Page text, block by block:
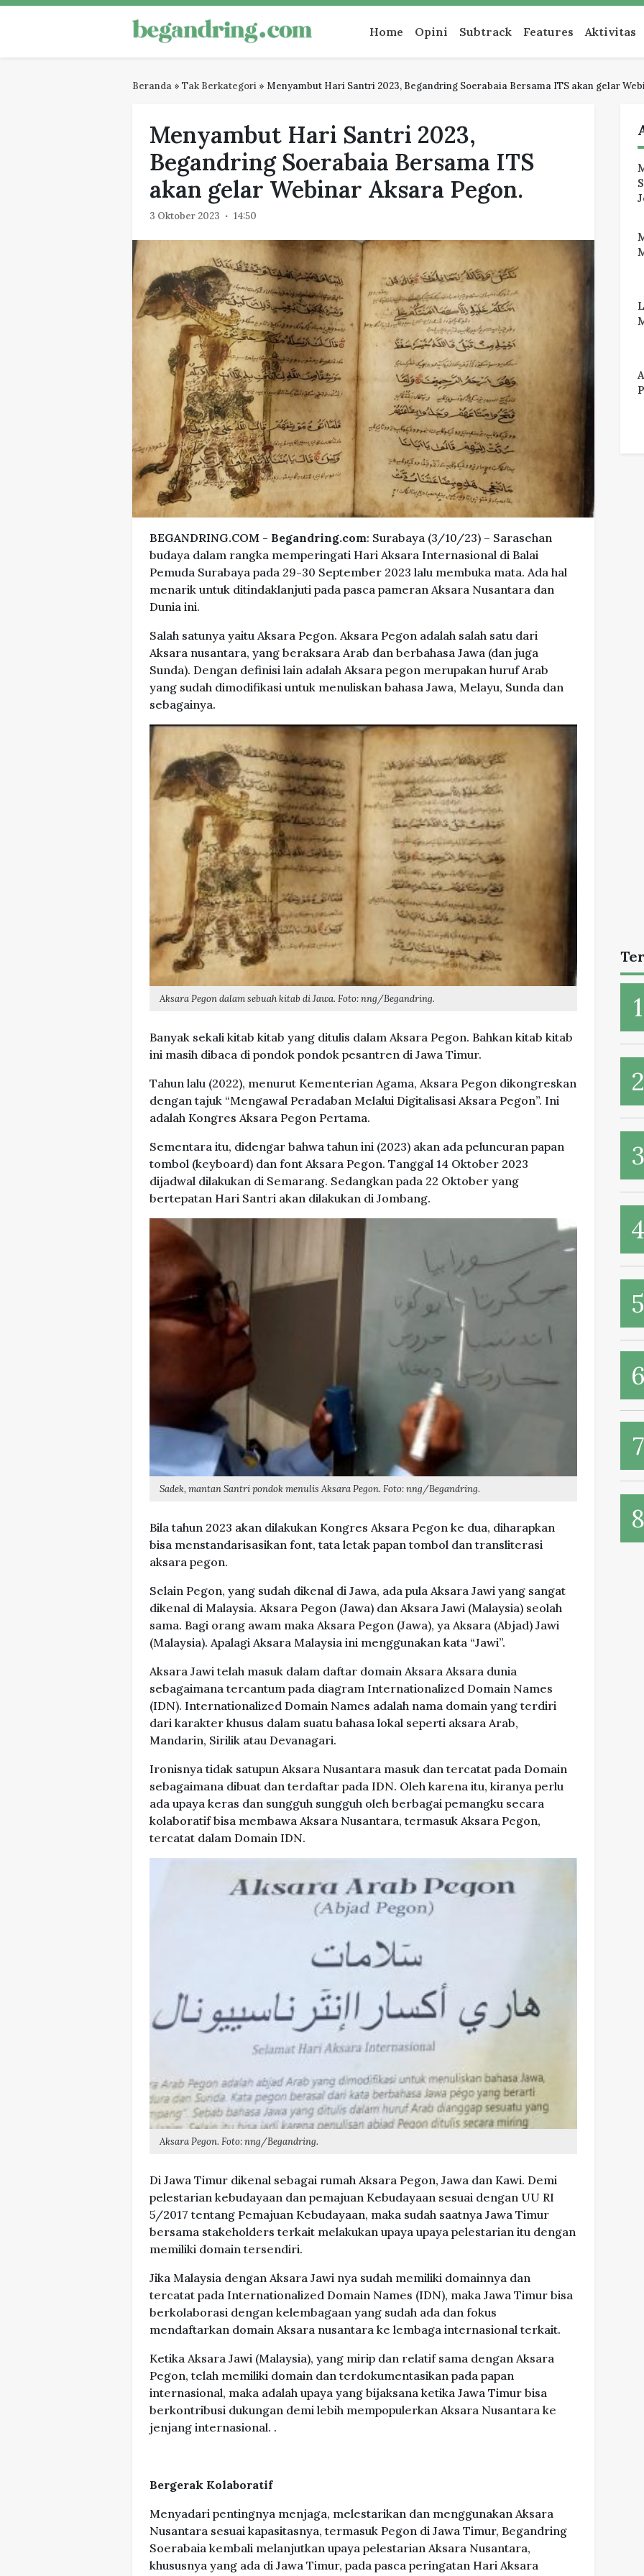
Skip
Begandring
Menjaga ingatan untuk masa depan Home Opini Subtrack Features Aktivitas
Beranda » Tak Berkategori » Menyambut Hari Santri 2023, Begandring Soerabaia Bersama ITS akan gelar
Menyambut Hari Santri 2023,
Begandring Soerabaia Bersama ITS
akan gelar Webinar Aksara Pegon.
3 Oktober 2023 14:50
BEGANDRING.COM - Begandring.com: Surabaya (3/10/23) – Sarasehan
budaya dalam rangka memperingati Hari Aksara Internasional di Balai
Pemuda Surabaya pada 29-30 September 2023 lalu membuka mata. Ada hal
menarik untuk ditindaklanjuti pada pasca pameran Aksara Nusantara dan
Dunia ini.
Salah satunya yaitu Aksara Pegon. Aksara Pegon adalah salah satu dari
Aksara nusantara, yang beraksara Arab dan berbahasa Jawa (dan juga
Sunda). Dengan definisi lain adalah Aksara pegon merupakan huruf Arab
yang sudah dimodifikasi untuk menuliskan bahasa Jawa, Melayu, Sunda dan
sebagainya.
Aksara Pegon dalam sebuah kitab di Jawa. Foto: nng/Begandring.
Banyak sekali kitab kitab yang ditulis dalam Aksara Pegon. Bahkan kitab kitab
ini masih dibaca di pondok pondok pesantren di Jawa Timur.
Tahun lalu (2022), menurut Kementerian Agama, Aksara Pegon dikongreskan
dengan tajuk “Mengawal Peradaban Melalui Digitalisasi Aksara Pegon”. Ini
adalah Kongres Aksara Pegon Pertama.
Sementara itu, didengar bahwa tahun ini (2023) akan ada peluncuran papan
tombol (keyboard) dan font Aksara Pegon. Tanggal 14 Oktober 2023
dijadwal dilakukan di Semarang. Sedangkan pada 22 Oktober yang
bertepatan Hari Santri akan dilakukan di Jombang.
Sadek, mantan Santri pondok menulis Aksara Pegon. Foto: nng/Begandring.
Bila tahun 2023 akan dilakukan Kongres Aksara Pegon ke dua, diharapkan
bisa menstandarisasikan font, tata letak papan tombol dan transliterasi
aksara pegon.
Selain Pegon, yang sudah dikenal di Jawa, ada pula Aksara Jawi yang sangat
dikenal di Malaysia. Aksara Pegon (Jawa) dan Aksara Jawi (Malaysia) seolah
sama. Bagi orang awam maka Aksara Pegon (Jawa), ya Aksara (Abjad) Jawi
(Malaysia). Apalagi Aksara Malaysia ini menggunakan kata “Jawi”.
Aksara Jawi telah masuk dalam daftar domain Aksara Aksara dunia
sebagaimana tercantum pada diagram Internationalized Domain Names
(IDN). Internationalized Domain Names adalah nama domain yang terdiri
dari karakter khusus dalam suatu bahasa lokal seperti aksara Arab,
Mandarin, Sirilik atau Devanagari.
Ironisnya tidak satupun Aksara Nusantara masuk dan tercatat pada Domain
sebagaimana dibuat dan terdaftar pada IDN. Oleh karena itu, kiranya perlu
ada upaya keras dan sungguh sungguh oleh berbagai pemangku secara
kolaboratif bisa membawa Aksara Nusantara, termasuk Aksara Pegon,
tercatat dalam Domain IDN.
Aksara Pegon. Foto: nng/Begandring.
Di Jawa Timur dikenal sebagai rumah Aksara Pegon, Jawa dan Kawi. Demi
pelestarian kebudayaan dan pemajuan Kebudayaan sesuai dengan UU RI
5/2017 tentang Pemajuan Kebudayaan, maka sudah saatnya Jawa Timur
bersama stakeholders terkait melakukan upaya upaya pelestarian itu dengan
memiliki domain tersendiri.
Jika Malaysia dengan Aksara Jawi nya sudah memiliki domainnya dan
tercatat pada Internationalized Domain Names (IDN), maka Jawa Timur bisa
berkolaborasi dengan kelembagaan yang sudah ada dan fokus
mendaftarkan domain Aksara nusantara ke lembaga internasional terkait.
Ketika Aksara Jawi (Malaysia), yang mirip dan relatif sama dengan Aksara
Pegon, telah memiliki domain dan terdokumentasikan pada papan
internasional, maka adalah upaya yang bijaksana ketika Jawa Timur bisa
berkontribusi dukungan demi lebih mempopulerkan Aksara Nusantara ke
jenjang internasional. .
Bergerak Kolaboratif
Menyadari pentingnya menjaga, melestarikan dan menggunakan Aksara
Nusantara sesuai kapasitasnya, termasuk Pegon di Jawa Timur, Begandring
Soerabaia kembali melanjutkan upaya pelestarian Aksara Nusantara,
khususnya yang ada di Jawa Timur, pada pasca peringatan Hari Aksara